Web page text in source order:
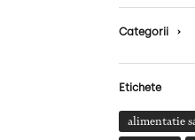
Categorii ›
Etichete
alimentatie